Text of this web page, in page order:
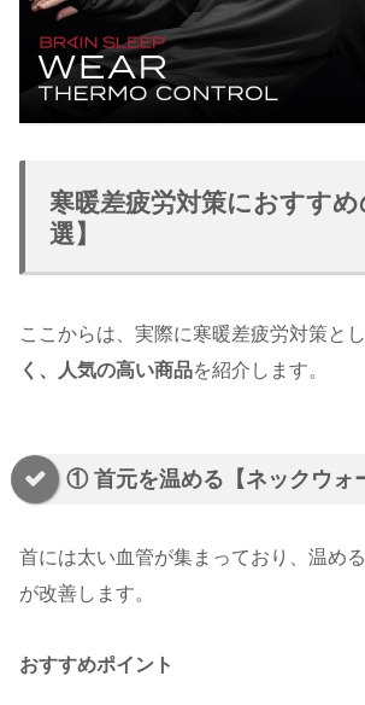
寒暖差疲労対策におすす
選】
ここからは、実際に寒暖差疲労対策と
く、人気の高い商品を紹介します。
① 首元を温める【ネックウォ
首には太い血管が集まっており、温め
が改善します。
おすすめポイント